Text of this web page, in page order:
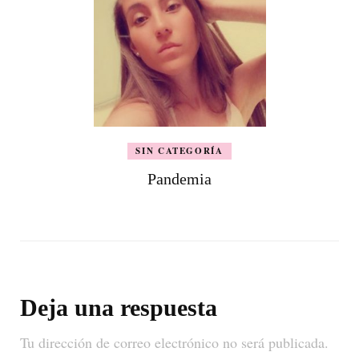
SIN CATEGORÍA
Pandemia
Deja una respuesta
Tu dirección de correo electrónico no será publicada.